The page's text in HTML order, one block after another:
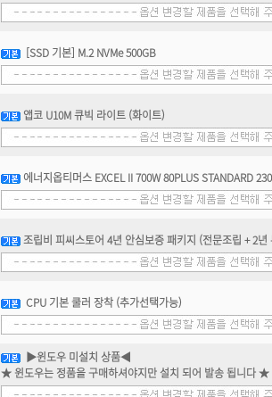
[SSD 기본] M.2 NVMe 500GB
앱코 U10M 큐빅 라이트 (화이트)
에너지옵티머스 EXCEL II 700W 80PLUS STANDARD
조립비 피씨스토어 4년 안심보증 패키지 (전문조립 + 2
CPU 기본 쿨러 장착 (추가선택가능)
▶윈도우 미설치 상품◀
★ 윈도우는 정품을 구매하셔야지만 설치 되어 발송 됩니다 ★